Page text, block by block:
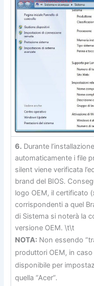
6. Durante
automaticamente i file
silent viene verificata
brand del BIOS.
logo OEM, il certificato
corrispondenti a quel
di Sistema si noterà la
versione OEM. \t\t
NOTA: Non essendo
produttori OEM, in
disponibile per
quella “Acer”.